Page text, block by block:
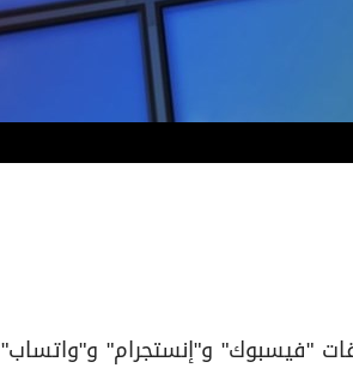
"فيسبوك" و"إنستجرام" و"واتساب"